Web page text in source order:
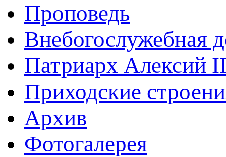
Проповедь
Внебогослужебная
Патриарх Алексий
Приходские
Архив
Фотогалерея